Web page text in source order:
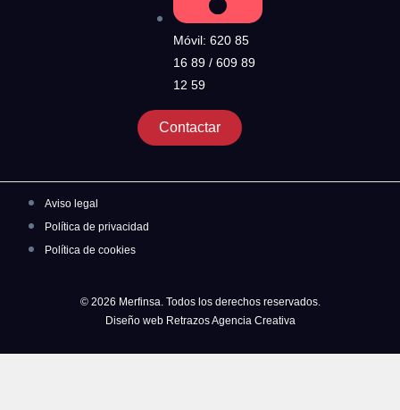
Móvil: 620 85
16 89 / 609 89
12 59
Contactar
Aviso legal
Política de privacidad
Política de cookies
© 2026 Merfinsa. Todos los derechos reservados.
Diseño web Retrazos Agencia Creativa